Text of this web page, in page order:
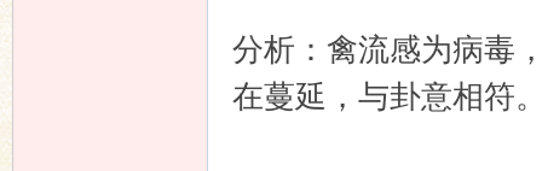
分析：禽流感为病毒
在蔓延，与卦意相符